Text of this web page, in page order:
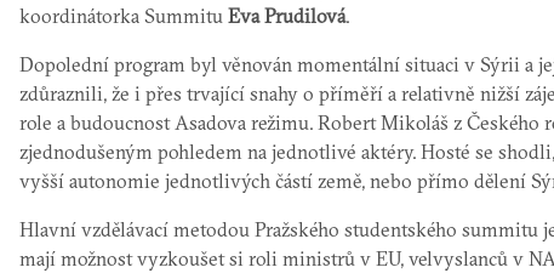
koordinátorka Summitu Eva Prudilová.
Dopolední program byl věnován momentální situaci v Sýrii a
zdůraznili, že i přes trvající snahy o příměří a relativně nižší
role a budoucnost Asadova režimu. Robert Mikoláš z
zjednodušeným pohledem na jednotlivé aktéry. Hosté se
vyšší autonomie jednotlivých částí země, nebo přímo dělení
Hlavní vzdělávací metodou Pražského studentského summitu
mají možnost vyzkoušet si roli ministrů v EU, velvyslanců v